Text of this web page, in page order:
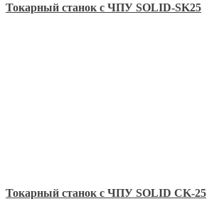
Токарный станок с ЧПУ SOLID-SK25
Токарный станок с ЧПУ SOLID CK-25